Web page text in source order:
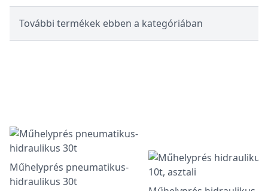
További termékek ebben a kategóriában
Műhelyprés pneumatikus-
hidraulikus 30t